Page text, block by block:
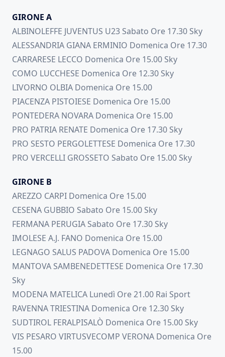
GIRONE A
ALBINOLEFFE JUVENTUS U23 Sabato Ore 17.30 Sky
ALESSANDRIA GIANA ERMINIO Domenica Ore 17.30
CARRARESE LECCO Domenica Ore 15.00 Sky
COMO LUCCHESE Domenica Ore 12.30 Sky
LIVORNO OLBIA Domenica Ore 15.00
PIACENZA PISTOIESE Domenica Ore 15.00
PONTEDERA NOVARA Domenica Ore 15.00
PRO PATRIA RENATE Domenica Ore 17.30 Sky
PRO SESTO PERGOLETTESE Domenica Ore 17.30
PRO VERCELLI GROSSETO Sabato Ore 15.00 Sky
GIRONE B
AREZZO CARPI Domenica Ore 15.00
CESENA GUBBIO Sabato Ore 15.00 Sky
FERMANA PERUGIA Sabato Ore 17.30 Sky
IMOLESE A.J. FANO Domenica Ore 15.00
LEGNAGO SALUS PADOVA Domenica Ore 15.00
MANTOVA SAMBENEDETTESE Domenica Ore 17.30
Sky
MODENA MATELICA Lunedì Ore 21.00 Rai Sport
RAVENNA TRIESTINA Domenica Ore 12.30 Sky
SUDTIROL FERALPISALÒ Domenica Ore 15.00 Sky
VIS PESARO VIRTUSVECOMP VERONA Domenica Ore
15.00